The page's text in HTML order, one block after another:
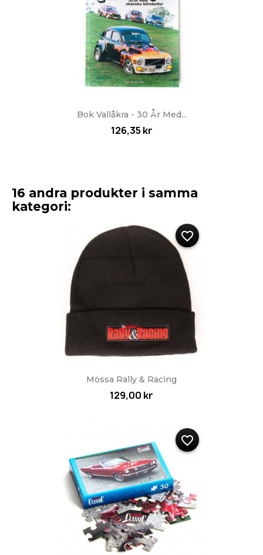
Bok Vallåkra - 30 År Med...
126,35 kr
16 andra produkter i samma
kategori:
Mössa Rally & Racing
129,00 kr
favorite_border
favorite_border